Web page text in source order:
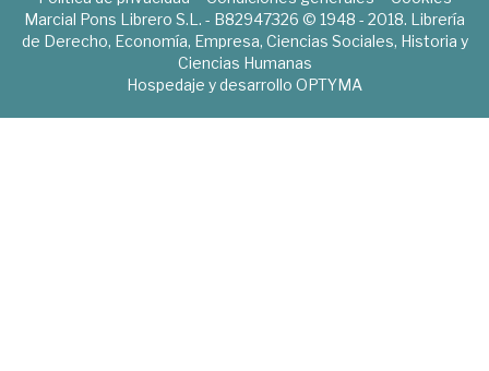
Marcial Pons Librero S.L. - B82947326 © 1948 - 2018. Librería
de Derecho, Economía, Empresa, Ciencias Sociales, Historia y
Ciencias Humanas
Hospedaje y desarrollo OPTYMA